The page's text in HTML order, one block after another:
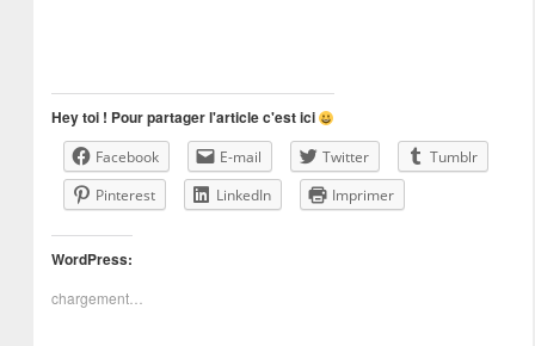
Hey toi ! Pour partager l'article c'est ici
Facebook E-mail Twitter
Tumblr
Pinterest
LinkedIn Imprimer
WordPress:
chargement…